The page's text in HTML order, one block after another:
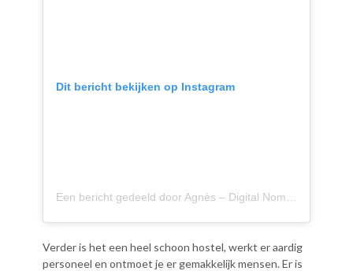
Dit bericht bekijken op Instagram
Verder is het een heel schoon hostel, werkt er aardig
personeel en ontmoet je er gemakkelijk mensen. Er is